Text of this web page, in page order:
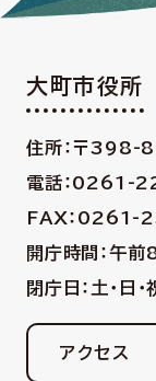
大町市役所
住所：〒398-
電話：0261-
FAX：
開庁時間：午
閉庁日：土・日
アクセス